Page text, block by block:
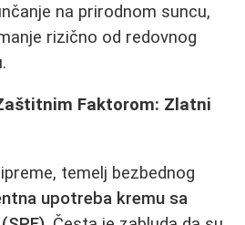
na prirodnom suncu,
rizično od redovnog
Faktorom: Zlatni
temelj bezbednog
upotreba kremu sa